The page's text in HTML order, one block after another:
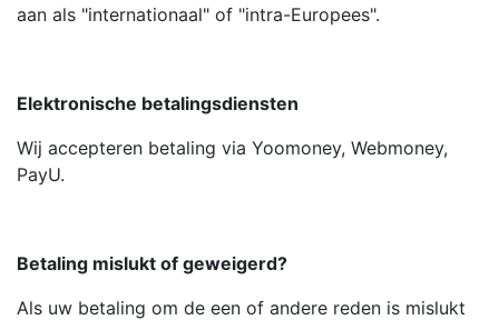
aan als "internationaal" of "intra-Europees".
Elektronische betalingsdiensten
Wij accepteren betaling via Yoomoney, Webmoney,
PayU.
Betaling mislukt of geweigerd?
Als uw betaling om de een of andere reden is mislukt